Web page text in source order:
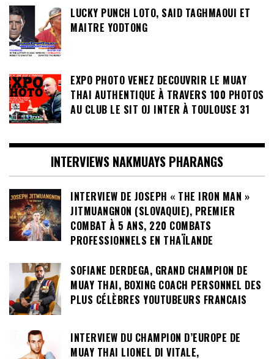
LUCKY PUNCH LOTO, SAID TAGHMAOUI ET
MAITRE YODTONG
EXPO PHOTO VENEZ DECOUVRIR LE MUAY
THAI AUTHENTIQUE À TRAVERS 100 PHOTOS
AU CLUB LE SIT OJ INTER À TOULOUSE 31
INTERVIEWS NAKMUAYS PHARANGS
INTERVIEW DE JOSEPH « THE IRON MAN »
JITMUANGNON (SLOVAQUIE), PREMIER
COMBAT À 5 ANS, 220 COMBATS
PROFESSIONNELS EN THAÏLANDE
SOFIANE DERDEGA, GRAND CHAMPION DE
MUAY THAI, BOXING COACH PERSONNEL DES
PLUS CÉLÈBRES YOUTUBEURS FRANCAIS
INTERVIEW DU CHAMPION D’EUROPE DE
MUAY THAI LIONEL DI VITALE,